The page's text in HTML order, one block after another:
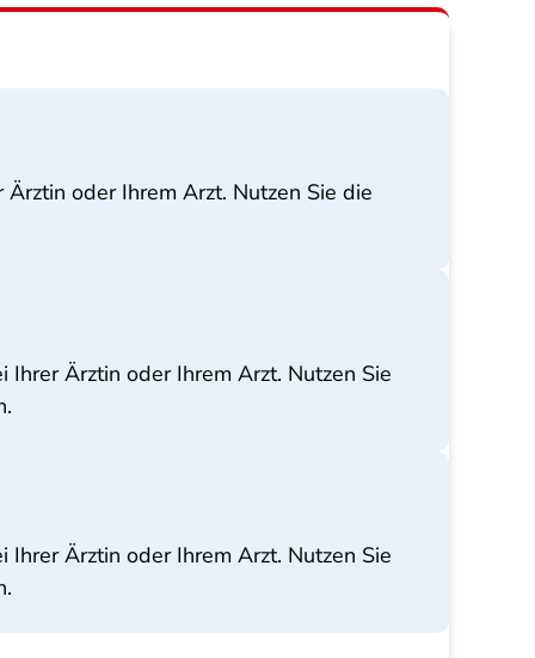
oder Ihrem Arzt. Nutzen Sie die
Ärztin oder Ihrem Arzt. Nutzen Sie
Ärztin oder Ihrem Arzt. Nutzen Sie